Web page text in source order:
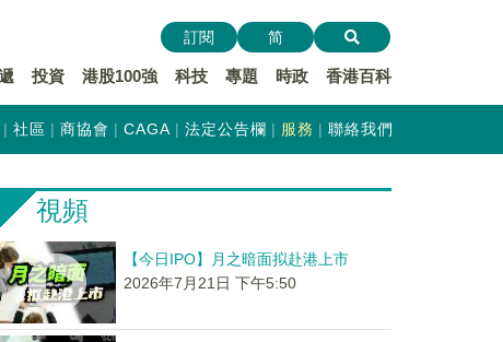
投資 港股100強 科技 專題 時政 香港百科
訂閱 简
社區 商協會 CAGA 法定公告欄 服務 聯絡我們
視頻
【今日IPO】月之暗面拟赴港上市
2026年7月21日 下午5:50